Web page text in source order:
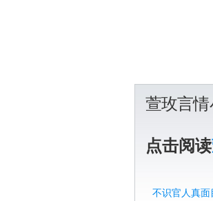
萱玫言
点击阅读
不识官人真面